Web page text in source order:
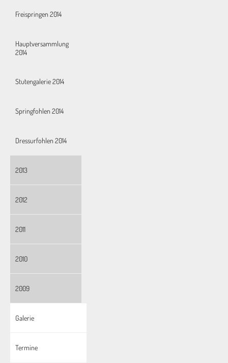
Freispringen 2014
Hauptversammlung
2014
Stutengalerie 2014
Springfohlen 2014
Dressurfohlen 2014
2013
2012
2011
2010
2009
Galerie
Termine